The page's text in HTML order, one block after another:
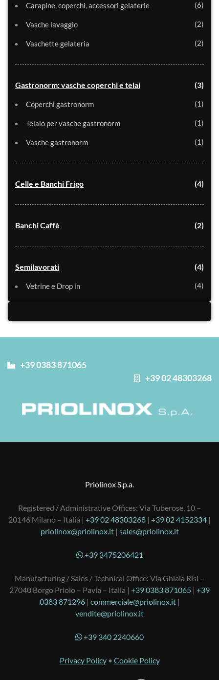
Carapine, coperchi, accessori gelaterie 6
Vasche lavaggio 2
Vaschette gelateria 2
Gastronorm: vasche coperchi e telai 3
Coperchi gastronorm 1
Telaio per vasche gastronorm 1
Vasche gastronorm 1
Celle e Banchi Frigo 4
Banchi Caffè 2
Semilavorati 4
Vetrine e Drop in 4
+39 02 48303268
+39 0383 871065
Priolinox S.p.a.
Registered / Administrative Offices: Via Tuberose, 10 –
20146 Milano – Italia | +39 02 48303268 | +39 02 4152334 |
priolinox@priolinox.it| sales@priolinox.it
+39 3475206421
Manufacturing / Sales / Technical Office: Via Ghiaia Risi –
27040 Borgo Priolo – Pavia – Italia | +39 0383 871065 | +39
0383 871296| commerciale@priolinox.it|
vendite@priolinox.it
+39 340 2240660
Privacy Policy• Cookie Policy